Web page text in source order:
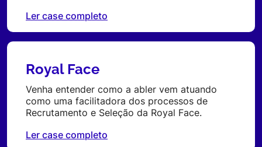
Ler case completo
Royal Face
Venha entender como a abler vem atuando
como uma facilitadora dos processos de
Recrutamento e Seleção da Royal Face.
Ler case completo